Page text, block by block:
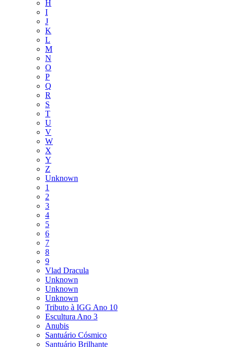
H
I
J
K
L
M
N
O
P
Q
R
S
T
U
V
W
X
Y
Z
Unknown
1
2
3
4
5
6
7
8
9
Vlad Dracula
Unknown
Unknown
Unknown
Tributo à IGG Ano 10
Escultura Ano 3
Anubis
Santuário Cósmico
Santuário Brilhante